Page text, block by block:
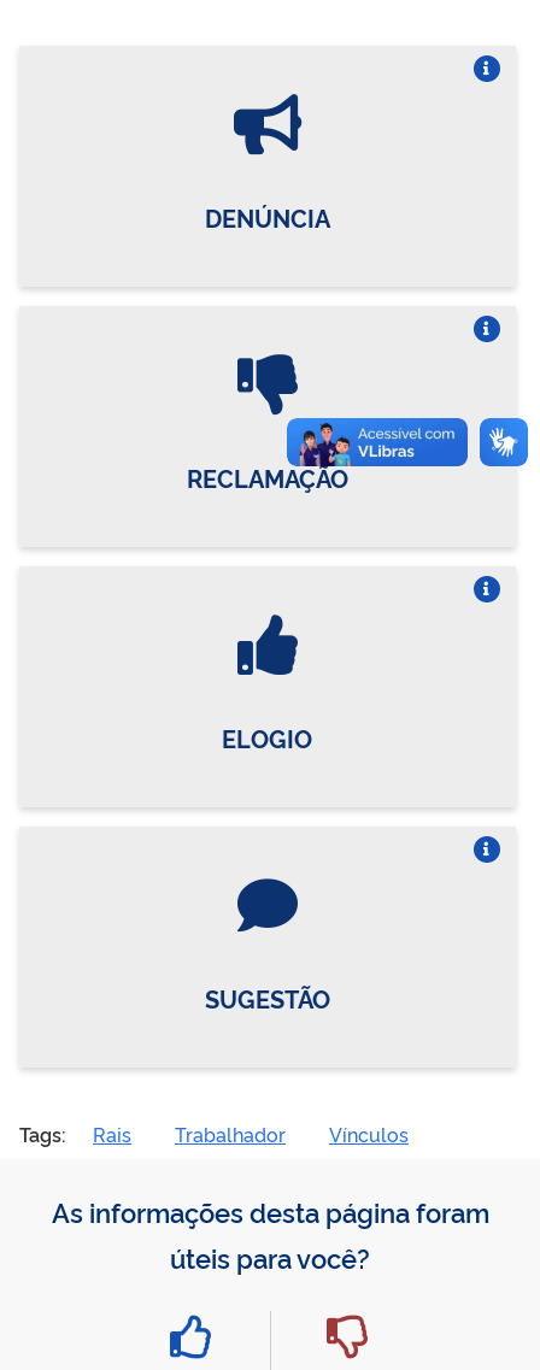
DENÚNCIA
RECLAMAÇÃO
ELOGIO
SUGESTÃO
Tags: Rais Trabalhador Vínculos
As informações desta página foram
úteis para você?